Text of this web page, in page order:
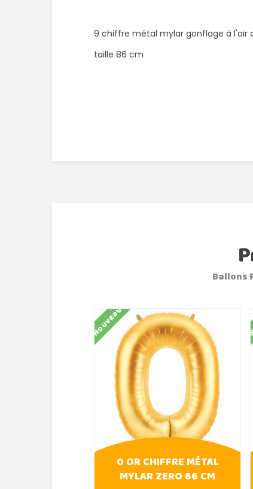
9 chiffre métal mylar gonflage à l'air
taille 86 cm
Ballons
Nouveau
0 OR CHIFFRE MÉTAL
MYLAR ZERO 86 CM